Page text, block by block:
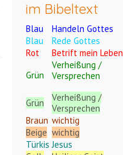
im Bibeltext
Blau
Handeln Gottes
Blau
Rede Gottes
Rot
Betrift mein Leben
Grün
Verheißung /
Versprechen
Grün
Verheißung /
Versprechen
Braun wichtig
Beige wichtig
Türkis Jesus